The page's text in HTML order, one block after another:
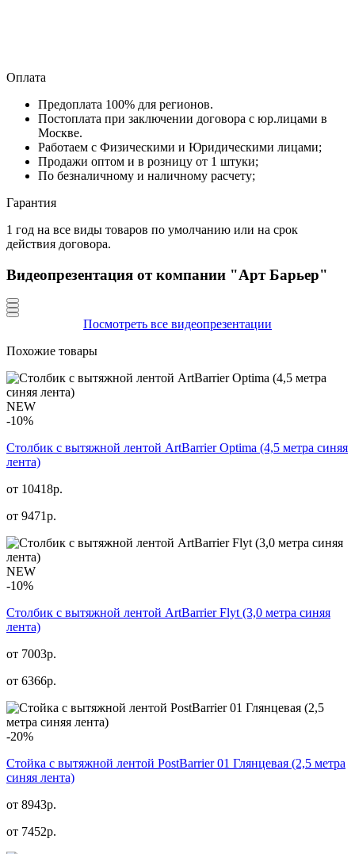
Оплата
Предоплата 100% для регионов.
Постоплата при заключении договора с юр.лицами в
Москве.
Работаем с Физическими и Юридическими лицами;
Продажи оптом и в розницу от 1 штуки;
По безналичному и наличному расчету;
Гарантия
1 год на все виды товаров по умолчанию или на срок
действия договора.
Видеопрезентация от компании "Арт Барьер"
Посмотреть все видеопрезентации
Похожие товары
NEW
-10%
Столбик с вытяжной лентой ArtBarrier Оptima (4,5 метра синяя
лента)
от 10418р.
от 9471р.
NEW
-10%
Столбик с вытяжной лентой ArtBarrier Flyt (3,0 метра синяя
лента)
от 7003р.
от 6366р.
-20%
Стойка с вытяжной лентой PostBarrier 01 Глянцевая (2,5 метра
синяя лента)
от 8943р.
от 7452р.